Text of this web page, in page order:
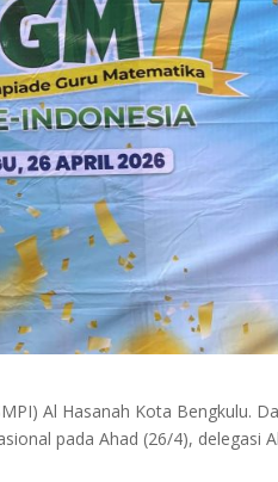
Al Hasanah Kota Bengkulu.
pada Ahad (26/4), delegasi Al